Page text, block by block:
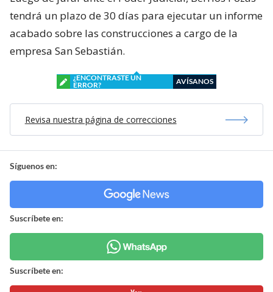
tendrá un plazo de 30 días para ejecutar un informe
acabado sobre las construcciones a cargo de la
empresa San Sebastián.
¿ENCONTRASTE UN
ERROR?
AVÍSANOS
Revisa nuestra página de correcciones
Síguenos en:
Suscríbete en:
Suscríbete en: